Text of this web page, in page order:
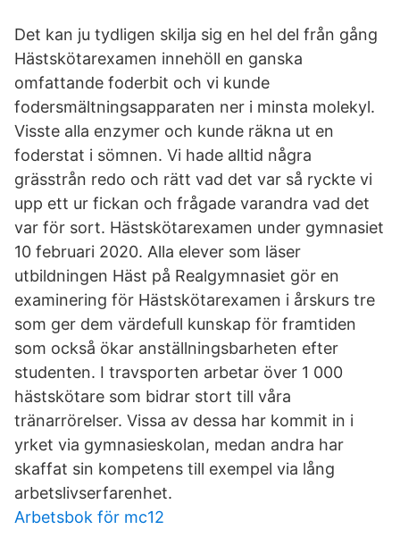
Det kan ju tydligen skilja sig en hel del från gång
Hästskötarexamen innehöll en ganska
omfattande foderbit och vi kunde
fodersmältningsapparaten ner i minsta molekyl.
Visste alla enzymer och kunde räkna ut en
foderstat i sömnen. Vi hade alltid några
grässtrån redo och rätt vad det var så ryckte vi
upp ett ur fickan och frågade varandra vad det
var för sort. Hästskötarexamen under gymnasiet
10 februari 2020. Alla elever som läser
utbildningen Häst på Realgymnasiet gör en
examinering för Hästskötarexamen i årskurs tre
som ger dem värdefull kunskap för framtiden
som också ökar anställningsbarheten efter
studenten. I travsporten arbetar över 1 000
hästskötare som bidrar stort till våra
tränarrörelser. Vissa av dessa har kommit in i
yrket via gymnasieskolan, medan andra har
skaffat sin kompetens till exempel via lång
arbetslivserfarenhet.
Arbetsbok för mc12